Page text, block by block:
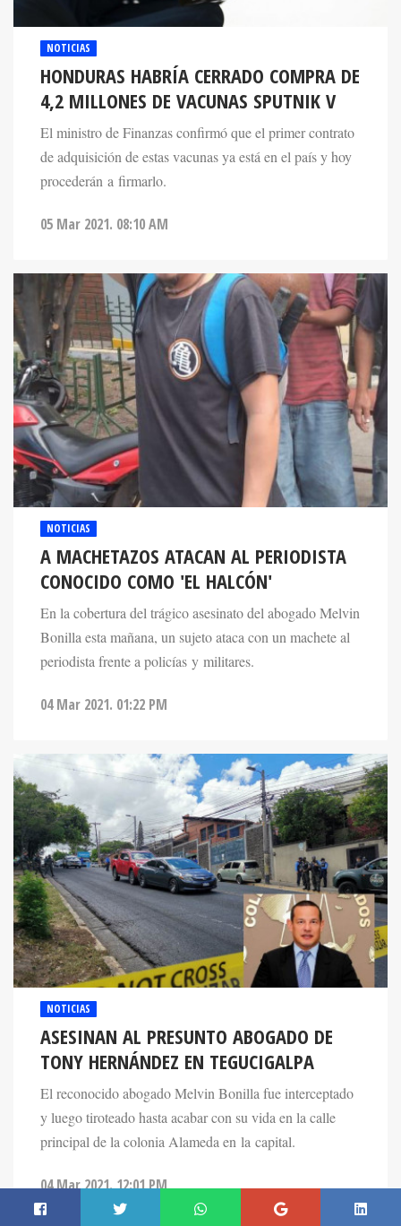
NOTICIAS
HONDURAS HABRÍA CERRADO COMPRA DE
4,2 MILLONES DE VACUNAS SPUTNIK V
El ministro de Finanzas confirmó que el primer contrato
de adquisición de estas vacunas ya está en el país y hoy
procederán a firmarlo.
05 Mar 2021. 08:10 AM
NOTICIAS
A MACHETAZOS ATACAN AL PERIODISTA
CONOCIDO COMO 'EL HALCÓN'
En la cobertura del trágico asesinato del abogado Melvin
Bonilla esta mañana, un sujeto ataca con un machete al
periodista frente a policías y militares.
04 Mar 2021. 01:22 PM
NOTICIAS
ASESINAN AL PRESUNTO ABOGADO DE
TONY HERNÁNDEZ EN TEGUCIGALPA
El reconocido abogado Melvin Bonilla fue interceptado
y luego tiroteado hasta acabar con su vida en la calle
principal de la colonia Alameda en la capital.
04 Mar 2021. 12:01 PM